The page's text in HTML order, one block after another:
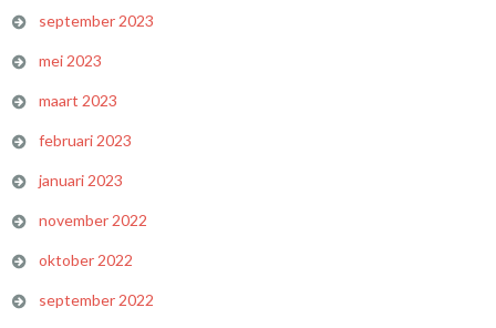
september 2023
mei 2023
maart 2023
februari 2023
januari 2023
november 2022
oktober 2022
september 2022